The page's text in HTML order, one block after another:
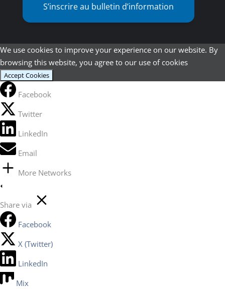
S’inscrire au bulletin d’information
We use cookies to improve your experience on our website. By
browsing this website, you agree to our use of cookies
Accept Cookies
Facebook
Twitter
LinkedIn
Email
More Networks
Share via
Facebook
X (Twitter)
LinkedIn
Mix